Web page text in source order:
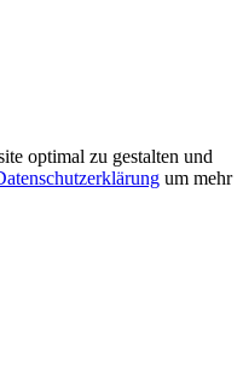
optimal zu gestalten und
um mehr